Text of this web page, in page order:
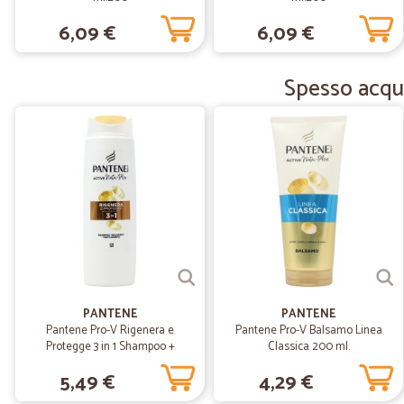
6,09 € 6,09 €
Spesso
PANTENE
Pantene Pro-V Rigenera e
Protegge 3 in 1 Shampoo +
Balsamo + Trattamento Active
Nutri-Plex 250 ml
5,49 €
PANTENE
Pantene Pro-V Balsamo Linea
Classica 200 ml.
4,29 €